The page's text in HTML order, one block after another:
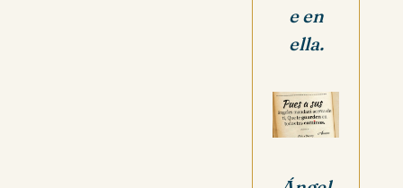
e en
ella.